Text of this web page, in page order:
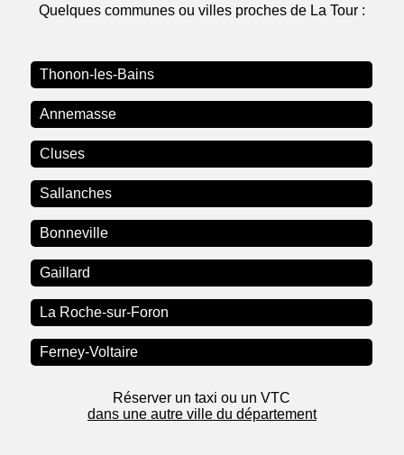
Quelques communes ou villes proches de La Tour :
Thonon-les-Bains
Annemasse
Cluses
Sallanches
Bonneville
Gaillard
La Roche-sur-Foron
Ferney-Voltaire
Réserver un taxi ou un VTC
dans une autre ville du département